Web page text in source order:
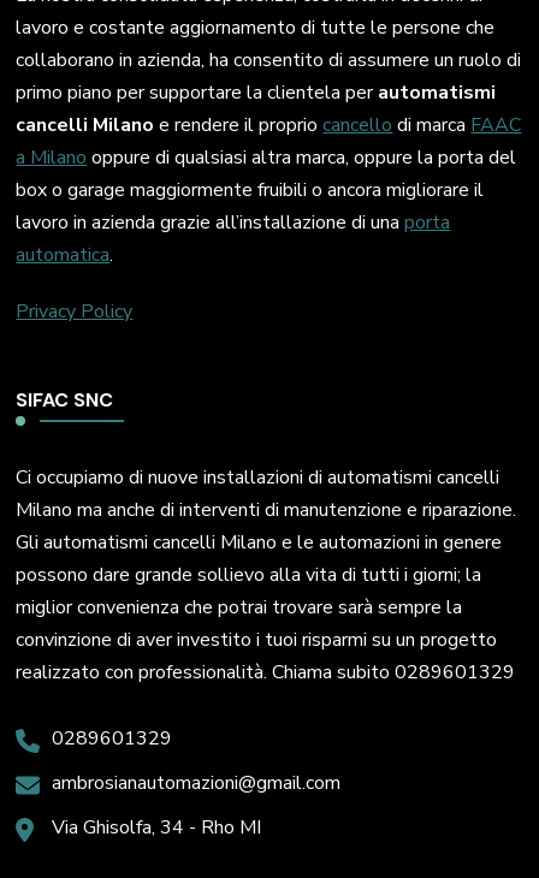
lavoro e costante aggiornamento di tutte le persone che
collaborano in azienda, ha consentito di assumere un ruolo di
primo piano per supportare la clientela perautomatismi
cancelli Milano e rendere il propriocancello di marca FAAC
a Milano oppure di qualsiasi altra marca, oppure la porta del
box o garage maggiormente fruibili o ancora migliorare il
lavoro in azienda grazie all’installazione di unaporta
automatica.
Privacy Policy
SIFAC SNC
Ci occupiamo di nuove installazioni di automatismi cancelli
Milano ma anche di interventi di manutenzione e riparazione.
Gli automatismi cancelli Milano e le automazioni in genere
possono dare grande sollievo alla vita di tutti i giorni; la
miglior convenienza che potrai trovare sarà sempre la
convinzione di aver investito i tuoi risparmi su un progetto
realizzato con professionalità. Chiama subito 0289601329
0289601329
ambrosianautomazioni@gmail.com
Via Ghisolfa, 34 - Rho MI